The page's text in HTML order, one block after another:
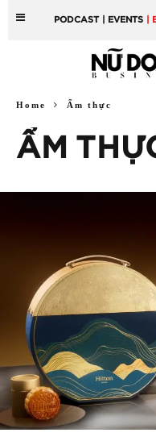
PODCAST | EVENTS |
Home Ẩm thực
ẨM